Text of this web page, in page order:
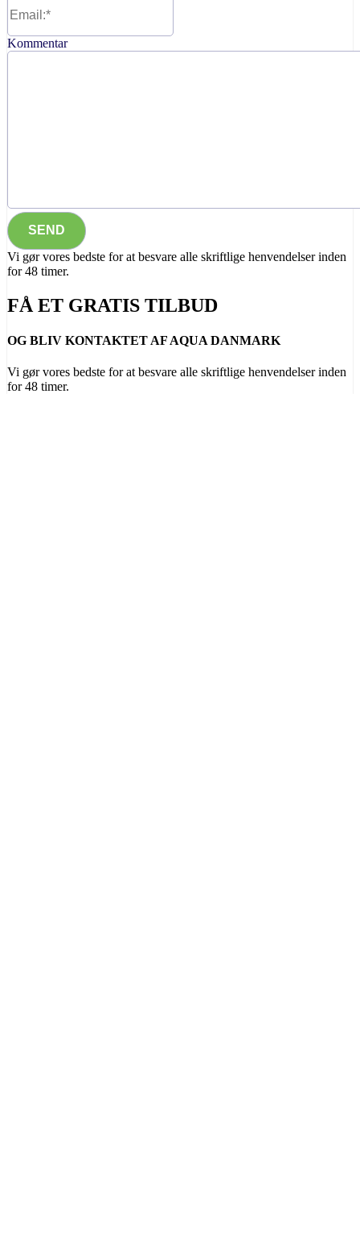
Kommentar
Vi gør vores bedste for at besvare alle skriftlige henvendelser inden
for 48 timer.
FÅ ET GRATIS TILBUD
OG BLIV KONTAKTET AF AQUA DANMARK
Vi gør vores bedste for at besvare alle skriftlige henvendelser inden
for 48 timer.